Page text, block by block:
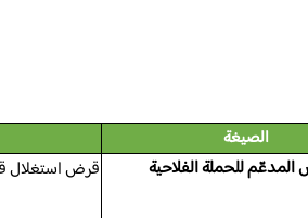
الصيغة
للحملة الفلاحية